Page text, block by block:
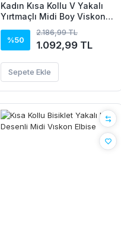
Kadın Kısa Kollu V Yakalı
Yırtmaçlı Midi Boy Viskon
%50
2.186,99 TL
1.092,99 TL
Sepete Ekle